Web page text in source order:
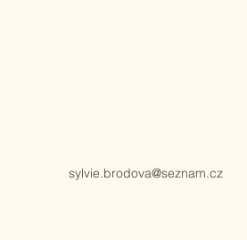
sylvie.brodova@seznam.cz